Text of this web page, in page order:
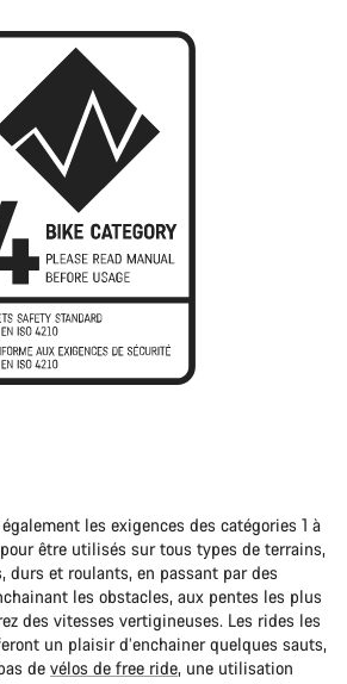
les exigences des catégories 1 à
être utilisés sur tous types de terrains,
durs et roulants, en passant par des
les obstacles, aux pentes les plus
des vitesses vertigineuses. Les rides les
un plaisir d’enchainer quelques sauts,
de vélos de free ride, une utilisation